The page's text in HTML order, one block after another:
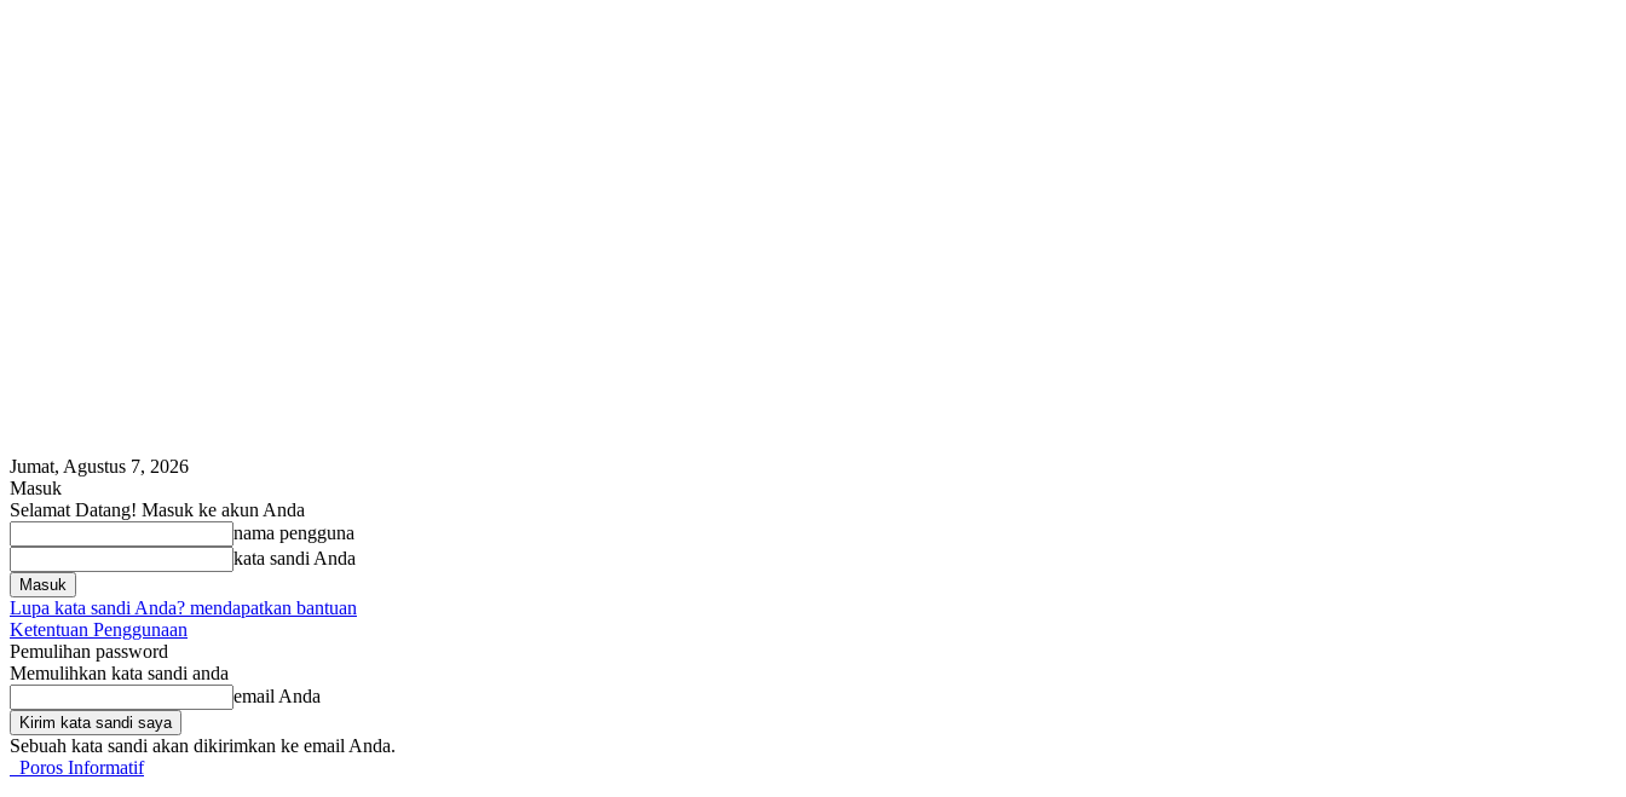
Jumat, Agustus 7, 2026
Masuk
Selamat Datang! Masuk ke akun Anda
nama pengguna
kata sandi Anda
Lupa kata sandi Anda? mendapatkan bantuan
Ketentuan Penggunaan
Pemulihan password
Memulihkan kata sandi anda
email Anda
Sebuah kata sandi akan dikirimkan ke email Anda.
Poros Informatif